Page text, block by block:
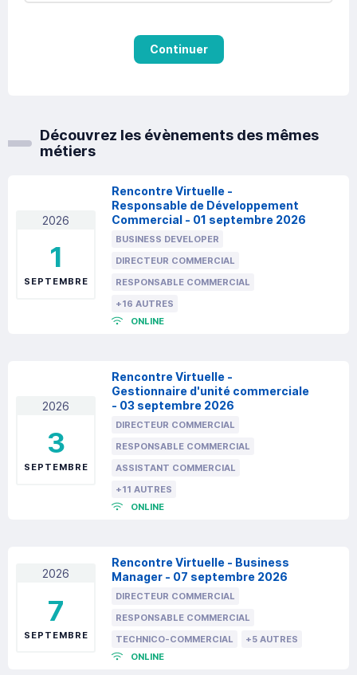
Continuer
Découvrez les évènements des mêmes
métiers
2026
1
SEPTEMBRE
Rencontre Virtuelle -
Responsable de Développement
Commercial - 01 septembre 2026
BUSINESS DEVELOPER
DIRECTEUR COMMERCIAL
RESPONSABLE COMMERCIAL
+16 AUTRES
ONLINE
2026
3
SEPTEMBRE
Rencontre Virtuelle -
Gestionnaire d'unité commerciale
- 03 septembre 2026
DIRECTEUR COMMERCIAL
RESPONSABLE COMMERCIAL
ASSISTANT COMMERCIAL
+11 AUTRES
ONLINE
2026
7
SEPTEMBRE
Rencontre Virtuelle - Business
Manager - 07 septembre 2026
DIRECTEUR COMMERCIAL
RESPONSABLE COMMERCIAL
TECHNICO-COMMERCIAL
+5 AUTRES
ONLINE